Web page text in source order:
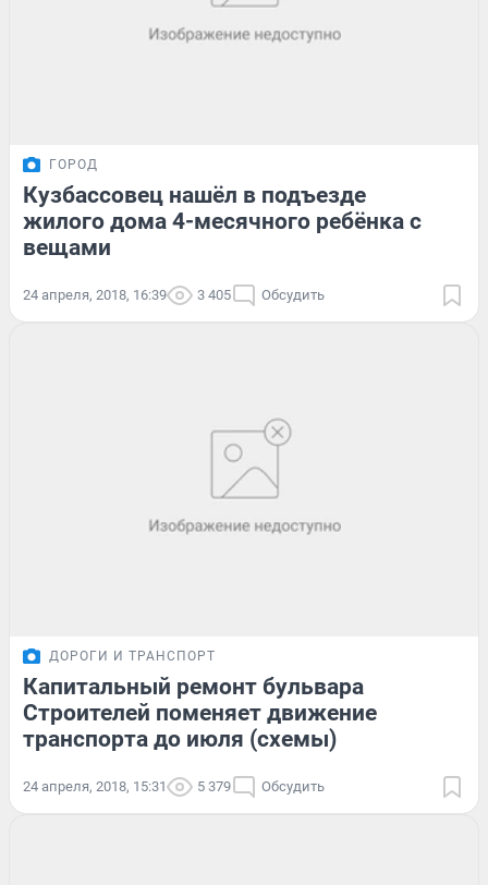
ГОРОД
Кузбассовец нашёл в подъезде
жилого дома 4-месячного ребёнка с
вещами
24 апреля, 2018, 16:39 3 405 Обсудить
ДОРОГИ И ТРАНСПОРТ
Капитальный ремонт бульвара
Строителей поменяет движение
транспорта до июля (схемы)
24 апреля, 2018, 15:31 5 379 Обсудить